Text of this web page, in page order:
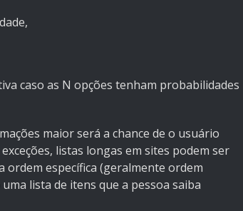
caso as N opções tenham probabilidades
maior será a chance de o usuário
listas longas em sites podem ser
ordem específica (geralmente ordem
lista de itens que a pessoa saiba